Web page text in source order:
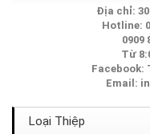
Thiệp cưới TA320
Thiệp Cưới TA076
Thiệp Cưới TA278
Địa chỉ:
Hotline:
0909
Từ
Facebook:
Email:
Loại Thiệp